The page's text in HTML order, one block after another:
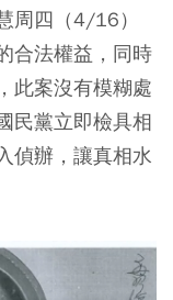
周四（4/16）
合法權益，同時
此案沒有模糊處
民黨立即檢具相
偵辦，讓真相水